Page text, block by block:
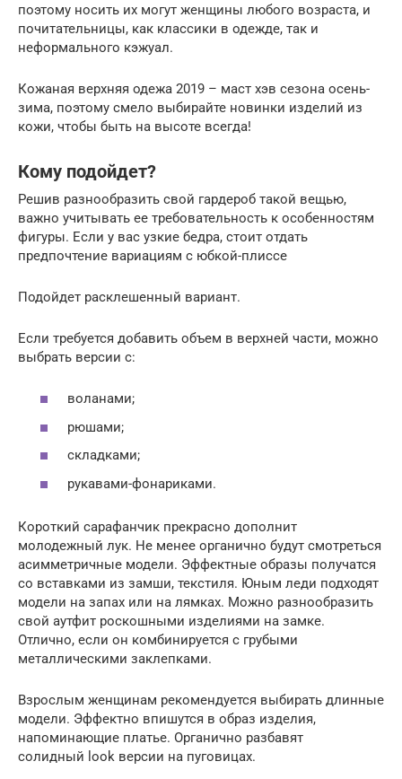
поэтому носить их могут женщины любого возраста, и
почитательницы, как классики в одежде, так и
неформального кэжуал.
Кожаная верхняя одежа 2019 – маст хэв сезона осень-
зима, поэтому смело выбирайте новинки изделий из
кожи, чтобы быть на высоте всегда!
Кому подойдет?
Решив разнообразить свой гардероб такой вещью,
важно учитывать ее требовательность к особенностям
фигуры. Если у вас узкие бедра, стоит отдать
предпочтение вариациям с юбкой-плиссе
Подойдет расклешенный вариант.
Если требуется добавить объем в верхней части, можно
выбрать версии с:
воланами;
рюшами;
складками;
рукавами-фонариками.
Короткий сарафанчик прекрасно дополнит
молодежный лук. Не менее органично будут смотреться
асимметричные модели. Эффектные образы получатся
со вставками из замши, текстиля. Юным леди подходят
модели на запах или на лямках. Можно разнообразить
свой аутфит роскошными изделиями на замке.
Отлично, если он комбинируется с грубыми
металлическими заклепками.
Взрослым женщинам рекомендуется выбирать длинные
модели. Эффектно впишутся в образ изделия,
напоминающие платье. Органично разбавят
солидный look версии на пуговицах.